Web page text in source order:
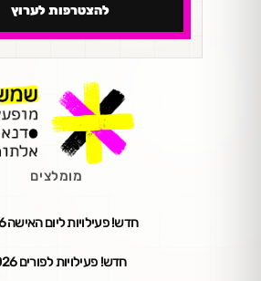
להצטרפות לערוץ
מומלצים
חדש! פעילויות ליום האישה 2026
חדש! פעילויות לפורים 2026